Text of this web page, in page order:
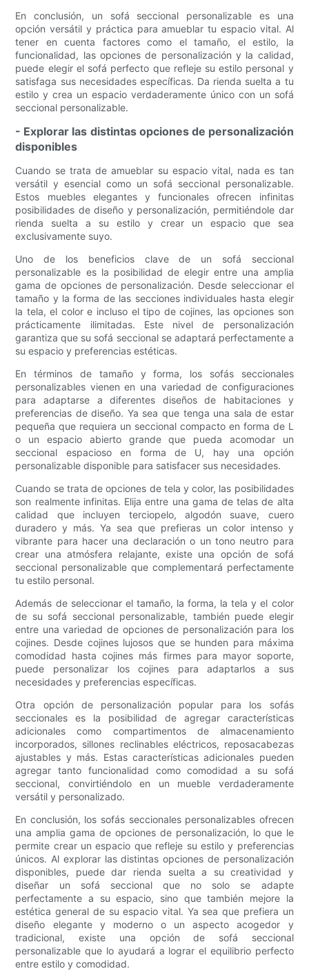
En conclusión, un sofá seccional personalizable es una
opción versátil y práctica para amueblar tu espacio vital. Al
tener en cuenta factores como el tamaño, el estilo, la
funcionalidad, las opciones de personalización y la calidad,
puede elegir el sofá perfecto que refleje su estilo personal y
satisfaga sus necesidades específicas. Da rienda suelta a tu
estilo y crea un espacio verdaderamente único con un sofá
seccional personalizable.
- Explorar las distintas opciones de personalización
disponibles
Cuando se trata de amueblar su espacio vital, nada es tan
versátil y esencial como un sofá seccional personalizable.
Estos muebles elegantes y funcionales ofrecen infinitas
posibilidades de diseño y personalización, permitiéndole dar
rienda suelta a su estilo y crear un espacio que sea
exclusivamente suyo.
Uno de los beneficios clave de un sofá seccional
personalizable es la posibilidad de elegir entre una amplia
gama de opciones de personalización. Desde seleccionar el
tamaño y la forma de las secciones individuales hasta elegir
la tela, el color e incluso el tipo de cojines, las opciones son
prácticamente ilimitadas. Este nivel de personalización
garantiza que su sofá seccional se adaptará perfectamente a
su espacio y preferencias estéticas.
En términos de tamaño y forma, los sofás seccionales
personalizables vienen en una variedad de configuraciones
para adaptarse a diferentes diseños de habitaciones y
preferencias de diseño. Ya sea que tenga una sala de estar
pequeña que requiera un seccional compacto en forma de L
o un espacio abierto grande que pueda acomodar un
seccional espacioso en forma de U, hay una opción
personalizable disponible para satisfacer sus necesidades.
Cuando se trata de opciones de tela y color, las posibilidades
son realmente infinitas. Elija entre una gama de telas de alta
calidad que incluyen terciopelo, algodón suave, cuero
duradero y más. Ya sea que prefieras un color intenso y
vibrante para hacer una declaración o un tono neutro para
crear una atmósfera relajante, existe una opción de sofá
seccional personalizable que complementará perfectamente
tu estilo personal.
Además de seleccionar el tamaño, la forma, la tela y el color
de su sofá seccional personalizable, también puede elegir
entre una variedad de opciones de personalización para los
cojines. Desde cojines lujosos que se hunden para máxima
comodidad hasta cojines más firmes para mayor soporte,
puede personalizar los cojines para adaptarlos a sus
necesidades y preferencias específicas.
Otra opción de personalización popular para los sofás
seccionales es la posibilidad de agregar características
adicionales como compartimentos de almacenamiento
incorporados, sillones reclinables eléctricos, reposacabezas
ajustables y más. Estas características adicionales pueden
agregar tanto funcionalidad como comodidad a su sofá
seccional, convirtiéndolo en un mueble verdaderamente
versátil y personalizado.
En conclusión, los sofás seccionales personalizables ofrecen
una amplia gama de opciones de personalización, lo que le
permite crear un espacio que refleje su estilo y preferencias
únicos. Al explorar las distintas opciones de personalización
disponibles, puede dar rienda suelta a su creatividad y
diseñar un sofá seccional que no solo se adapte
perfectamente a su espacio, sino que también mejore la
estética general de su espacio vital. Ya sea que prefiera un
diseño elegante y moderno o un aspecto acogedor y
tradicional, existe una opción de sofá seccional
personalizable que lo ayudará a lograr el equilibrio perfecto
entre estilo y comodidad.